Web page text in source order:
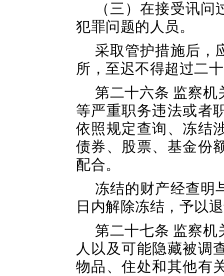
（三）在接受讯
犯罪问题的人员。
采取管护措施后，
所，至迟不得超过二
第二十六条 监察
等严重职务违法或者
依照规定查询、冻结
债券、股票、基金份
配合。
冻结的财产经查明
日内解除冻结，予以
第二十七条 监察
人以及可能隐藏被调
物品、住处和其他有